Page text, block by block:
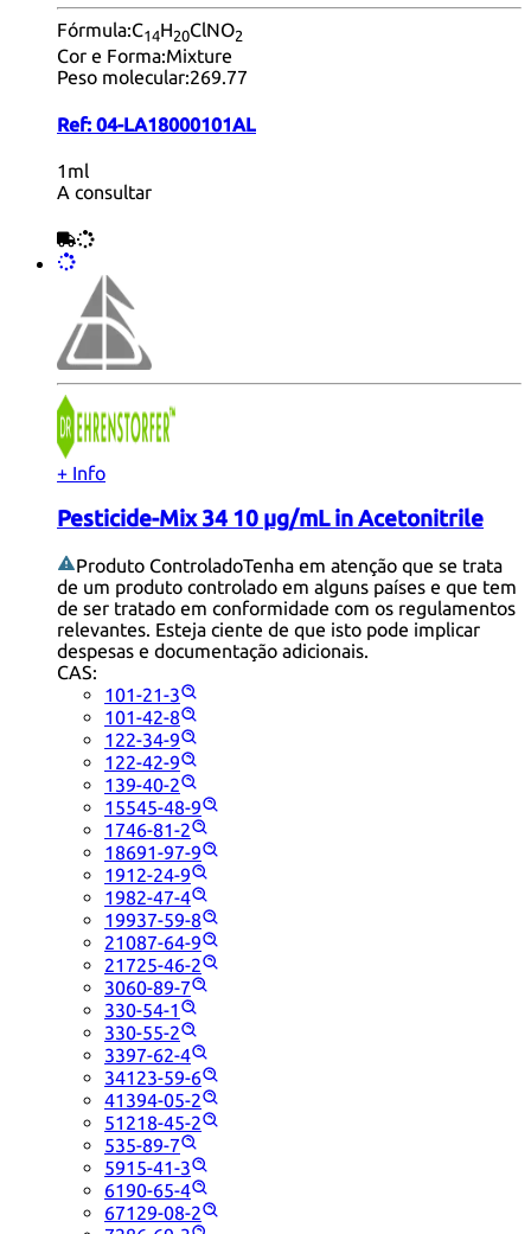
Fórmula:C14H20ClNO2
Cor e Forma:Mixture
Peso molecular:269.77
Ref: 04-LA18000101AL
1ml
A consultar
+ Info
Pesticide-Mix 34 10 µg/mL in Acetonitrile
Produto ControladoTenha em atenção que se trata
de um produto controlado em alguns países e que tem
de ser tratado em conformidade com os regulamentos
relevantes. Esteja ciente de que isto pode implicar
despesas e documentação adicionais.
CAS:
101-21-3
101-42-8
122-34-9
122-42-9
139-40-2
15545-48-9
1746-81-2
18691-97-9
1912-24-9
1982-47-4
19937-59-8
21087-64-9
21725-46-2
3060-89-7
330-54-1
330-55-2
3397-62-4
34123-59-6
41394-05-2
51218-45-2
535-89-7
5915-41-3
6190-65-4
67129-08-2